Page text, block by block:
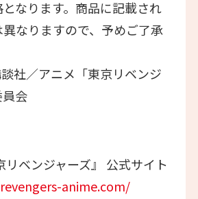
なります。商品に記載され
なりますので、予めご了承
社／アニメ「東京リベンジ
会
リベンジャーズ』 公式サイト
anime.com/